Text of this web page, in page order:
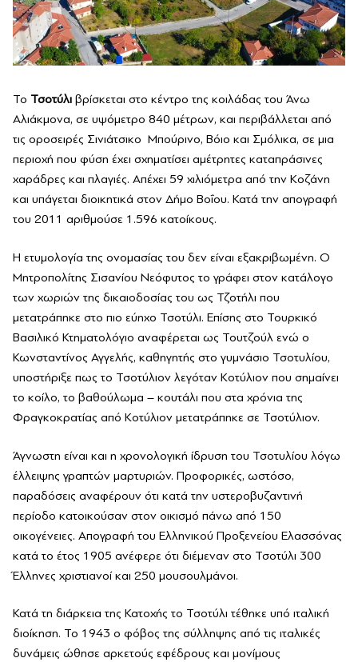
Το Τσοτύλι βρίσκεται στο κέντρο της κοιλάδας του Άνω
Αλιάκμονα, σε υψόμετρο 840 μέτρων, και περιβάλλεται από
τις οροσειρές Σινιάτσικο Μπούρινο, Βόιο και Σμόλικα, σε μια
περιοχή που φύση έχει σχηματίσει αμέτρητες καταπράσινες
χαράδρες και πλαγιές. Απέχει 59 χιλιόμετρα από την Κοζάνη
και υπάγεται διοικητικά στον Δήμο Βοΐου. Κατά την απογραφή
του 2011 αριθμούσε 1.596 κατοίκους.
Η ετυμολογία της ονομασίας του δεν είναι εξακριβωμένη. Ο
Μητροπολίτης Σισανίου Νεόφυτος το γράφει στον κατάλογο
των χωριών της δικαιοδοσίας του ως Τζοτήλι που
μετατράπηκε στο πιο εύηχο Τσοτύλι. Επίσης στο Τουρκικό
Βασιλικό Κτηματολόγιο αναφέρεται ως Τουτζούλ ενώ ο
Κωνσταντίνος Αγγελής, καθηγητής στο γυμνάσιο Τσοτυλίου,
υποστήριξε πως το Τσοτύλιον λεγόταν Κοτύλιον που σημαίνει
το κοίλο, το βαθούλωμα – κουτάλι που στα χρόνια της
Φραγκοκρατίας από Κοτύλιον μετατράπηκε σε Τσοτύλιον.
Άγνωστη είναι και η χρονολογική ίδρυση του Τσοτυλίου λόγω
έλλειψης γραπτών μαρτυριών. Προφορικές, ωστόσο,
παραδόσεις αναφέρουν ότι κατά την υστεροβυζαντινή
περίοδο κατοικούσαν στον οικισμό πάνω από 150
οικογένειες. Απογραφή του Ελληνικού Προξενείου Ελασσόνας
κατά το έτος 1905 ανέφερε ότι διέμεναν στο Τσοτύλι 300
Έλληνες χριστιανοί και 250 μουσουλμάνοι.
Κατά τη διάρκεια της Κατοχής το Τσοτύλι τέθηκε υπό ιταλική
διοίκηση. Το 1943 ο φόβος της σύλληψης από τις ιταλικές
δυνάμεις ώθησε αρκετούς εφέδρους και μονίμους